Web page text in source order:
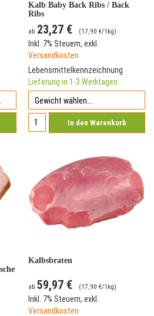
Kalb Baby Back Ribs / Back
Ribs
ab 23,27 € (17,90 €/1kg)
Inkl. 7% Steuern, exkl.
Versandkosten
Lebensmittelkennzeichnung
Lieferung in 1-3 Werktagen
In den Warenkorb
Kalbsbraten
ab 59,97 € (17,90 €/1kg)
Inkl. 7% Steuern, exkl.
Versandkosten